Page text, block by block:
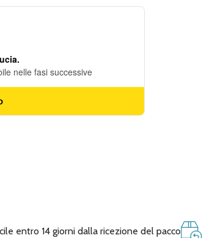
entro 14 giorni dalla ricezione del pacco